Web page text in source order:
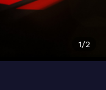
1/2